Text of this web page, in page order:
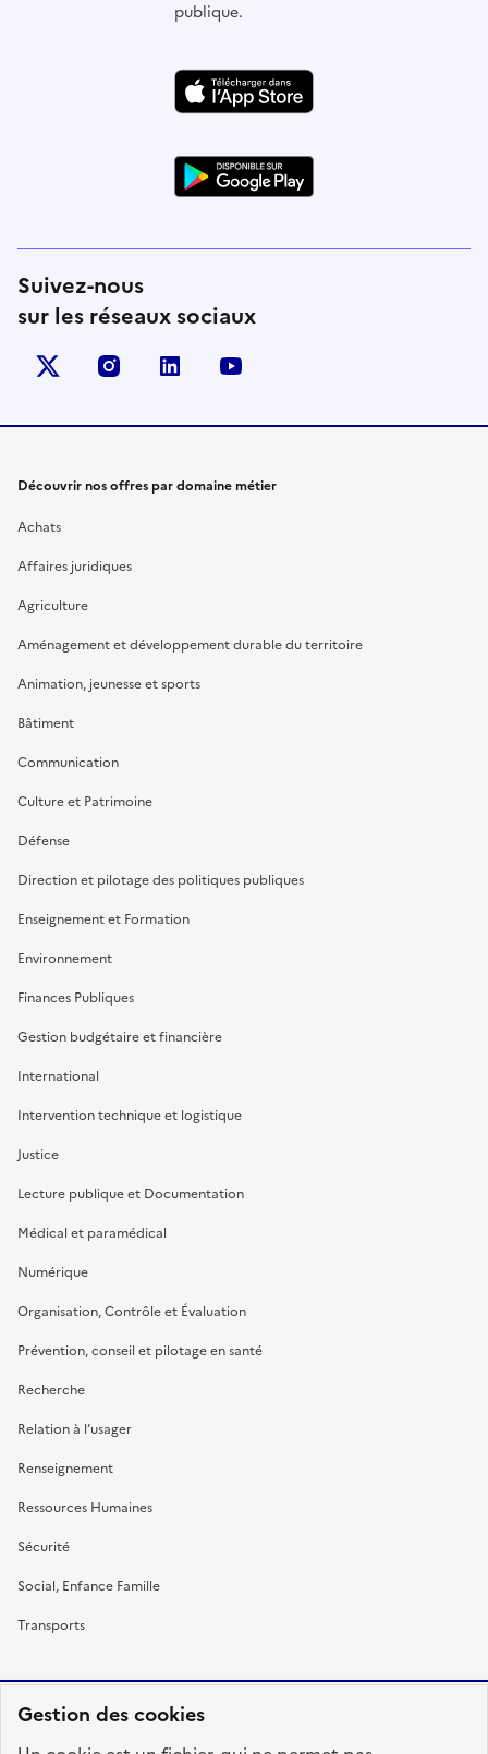
Gestion des cookies
publique.
Suivez-nous
sur les réseaux sociaux
X (anciennement Twitter)
instagramlinkedin
Découvrir nos offres par domaine métier
Achats
Affaires juridiques
Agriculture
Aménagement et développement durable du territoire
Animation, jeunesse et sports
Bâtiment
Communication
Culture et Patrimoine
Défense
Direction et pilotage des politiques publiques
Enseignement et Formation
Environnement
Finances Publiques
Gestion budgétaire et financière
International
Intervention technique et logistique
Justice
Lecture publique et Documentation
Médical et paramédical
Numérique
Organisation, Contrôle et Évaluation
Prévention, conseil et pilotage en santé
Recherche
Relation à l’usager
Renseignement
Ressources Humaines
Sécurité
Social, Enfance Famille
Transports